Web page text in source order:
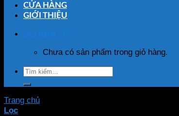
CỬA HÀNG
GIỚI THIỆU
Giỏ hàng / 0 ₫
Chưa có sản phẩm trong giỏ hàng.
Tìm
Trang chủ
Lọc